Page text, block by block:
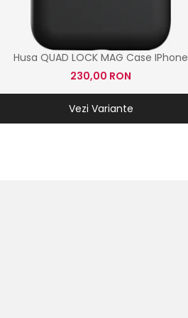
Husa QUAD LOCK MAG Case IPhone
230,00 RON
Vezi Variante